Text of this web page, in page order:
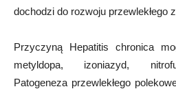
dochodzi do rozwoju przewlekłego
Przyczyną Hepatitis chronica
metyldopa, izoniazyd,
Patogeneza przewlekłego